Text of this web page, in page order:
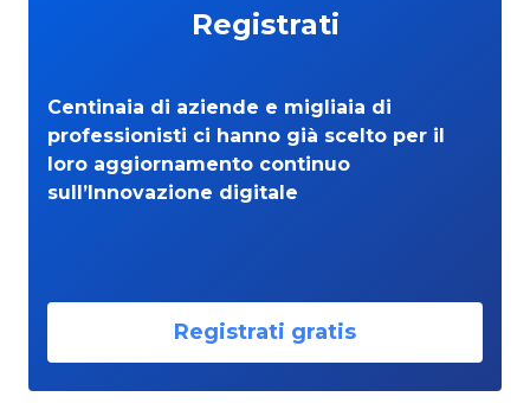
Registrati
Centinaia di aziende e migliaia di
professionisti ci hanno già scelto per il
loro aggiornamento continuo
sull’Innovazione digitale
Registrati gratis